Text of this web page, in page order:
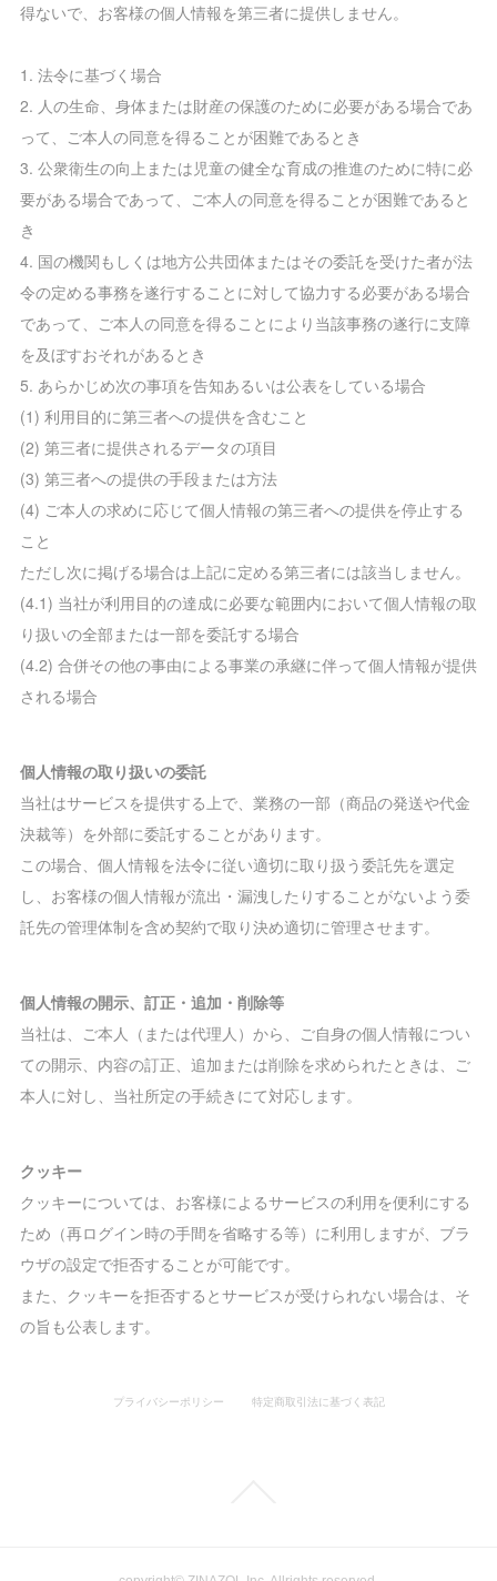
得ないで、お客様の個人情報を第三者に提供しません。
1. 法令に基づく場合
2. 人の生命、身体または財産の保護のために必要がある場合であ
って、ご本人の同意を得ることが困難であるとき
3. 公衆衛生の向上または児童の健全な育成の推進のために特に必
要がある場合であって、ご本人の同意を得ることが困難であると
き
4. 国の機関もしくは地方公共団体またはその委託を受けた者が法
令の定める事務を遂行することに対して協力する必要がある場合
であって、ご本人の同意を得ることにより当該事務の遂行に支障
を及ぼすおそれがあるとき
5. あらかじめ次の事項を告知あるいは公表をしている場合
(1) 利用目的に第三者への提供を含むこと
(2) 第三者に提供されるデータの項目
(3) 第三者への提供の手段または方法
(4) ご本人の求めに応じて個人情報の第三者への提供を停止する
こと
ただし次に掲げる場合は上記に定める第三者には該当しません。
(4.1) 当社が利用目的の達成に必要な範囲内において個人情報の取
り扱いの全部または一部を委託する場合
(4.2) 合併その他の事由による事業の承継に伴って個人情報が提供
される場合
個人情報の取り扱いの委託
当社はサービスを提供する上で、業務の一部（商品の発送や代金
決裁等）を外部に委託することがあります。
この場合、個人情報を法令に従い適切に取り扱う委託先を選定
し、お客様の個人情報が流出・漏洩したりすることがないよう委
託先の管理体制を含め契約で取り決め適切に管理させます。
個人情報の開示、訂正・追加・削除等
当社は、ご本人（または代理人）から、ご自身の個人情報につい
ての開示、内容の訂正、追加または削除を求められたときは、ご
本人に対し、当社所定の手続きにて対応します。
クッキー
クッキーについては、お客様によるサービスの利用を便利にする
ため（再ログイン時の手間を省略する等）に利用しますが、ブラ
ウザの設定で拒否することが可能です。
また、クッキーを拒否するとサービスが受けられない場合は、そ
の旨も公表します。
プライバシーポリシー 特定商取引法に基づく表記